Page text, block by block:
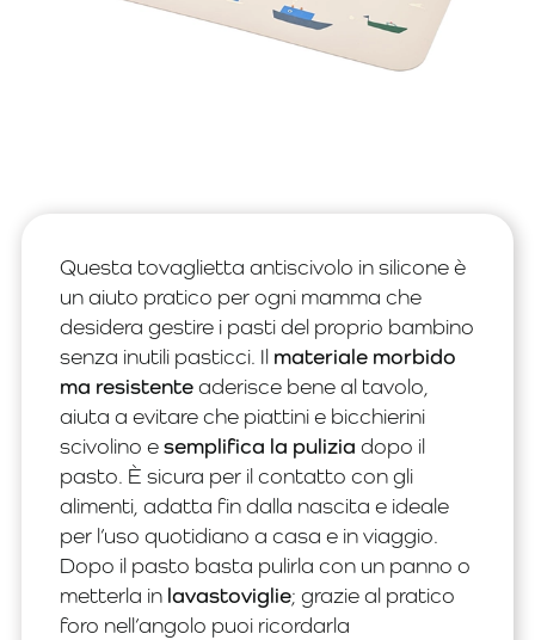
Questa tovaglietta antiscivolo in silicone è
un aiuto pratico per ogni mamma che
desidera gestire i pasti del proprio bambino
senza inutili pasticci. Il materiale morbido
ma resistenteaderisce bene al tavolo,
aiuta a evitare che piattini e bicchierini
scivolino esemplifica la pulizia dopo il
pasto. È sicura per il contatto con gli
alimenti, adatta fin dalla nascita e ideale
per l’uso quotidiano a casa e in viaggio.
Dopo il pasto basta pulirla con un panno o
metterla in lavastoviglie; grazie al pratico
foro nell’angolo puoi ricordarla